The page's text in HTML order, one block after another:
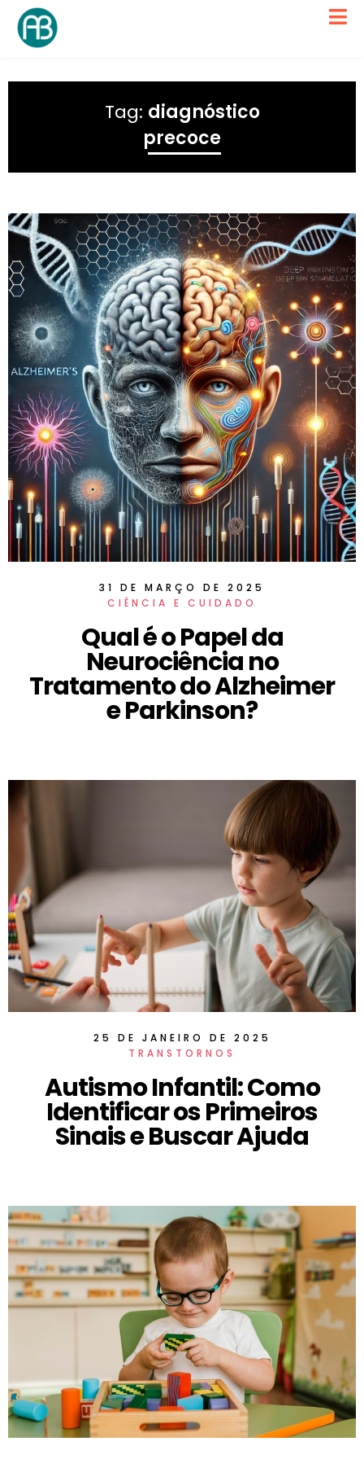
Tag: diagnóstico
precoce
31 DE MARÇO DE 2025
CIÊNCIA E CUIDADO
Qual é o Papel da
Neurociência no
Tratamento do Alzheimer
e Parkinson?
25 DE JANEIRO DE 2025
TRANSTORNOS
Autismo Infantil: Como
Identificar os Primeiros
Sinais e Buscar Ajuda